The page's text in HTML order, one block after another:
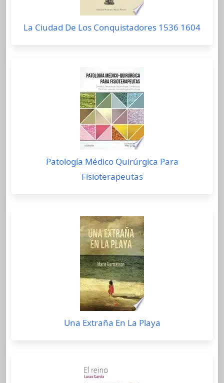
La Ciudad De Los Conquistadores 1536 1604
Patología Médico Quirúrgica Para
Fisioterapeutas
Una Extraña En La Playa